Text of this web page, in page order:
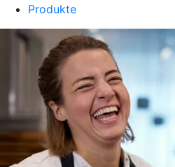
Produkte